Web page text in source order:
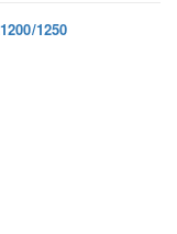
1250